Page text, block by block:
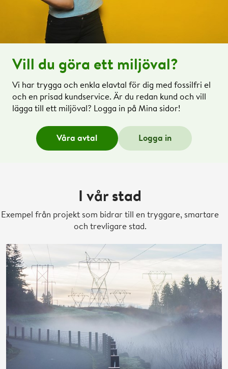
Vill du göra ett miljöval?
Vi har trygga och enkla elavtal för dig med fossilfri el
och en prisad kundservice. Är du redan kund och vill
lägga till ett miljöval? Logga in på Mina sidor!
Våra avtal Logga in
I vår stad
Exempel från projekt som bidrar till en tryggare, smartare
och trevligare stad.